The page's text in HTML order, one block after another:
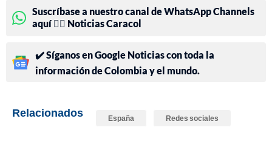
Suscríbase a nuestro canal de WhatsApp Channels
aquí 👉🏻 Noticias Caracol
✔️ Síganos en Google Noticias con toda la
información de Colombia y el mundo.
Relacionados España Redes sociales